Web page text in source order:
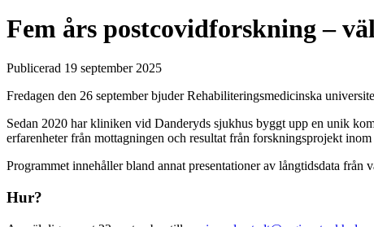
Fem års postcovidforskning –
Publicerad 19 september 2025
Fredagen den 26 september bjuder Rehabiliteringsmedicinska
Sedan 2020 har kliniken vid Danderyds sjukhus byggt upp en unik
erfarenheter från mottagningen och resultat från forskningsprojekt
Programmet innehåller bland annat presentationer av långtidsdata
Hur?